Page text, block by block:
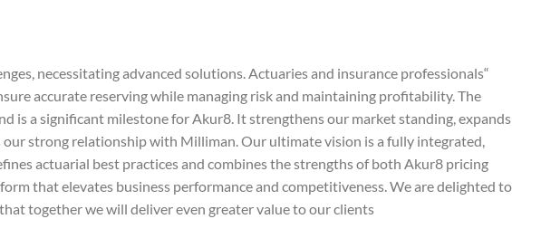
necessitating advanced solutions. Actuaries and insurance professionals
accurate reserving while managing risk and maintaining profitability. The
is a significant milestone for Akur8. It strengthens our market standing, expands
strong relationship with Milliman. Our ultimate vision is a fully integrated,
actuarial best practices and combines the strengths of both Akur8 pricing
that elevates business performance and competitiveness. We are delighted to
together we will deliver even greater value to our clients.”